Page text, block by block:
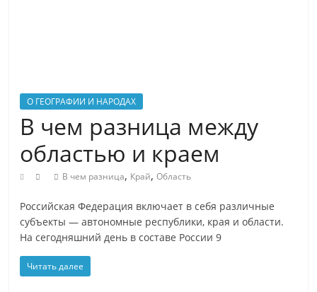
людях
технологиях
простым
Читайте
YaZnal.ru
Вам
будет
О ГЕОГРАФИИ И НАРОДАХ
В чем разница между
областью и краем
В чем разница, Край,Область
Российская Федерация включает в себя различные
субъекты — автономные республики, края и области.
На сегодняшний день в составе России 9
Читать далее